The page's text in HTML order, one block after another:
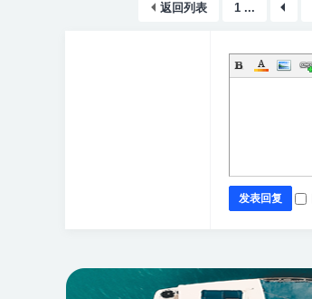
1 ...
返回列表
发表回复